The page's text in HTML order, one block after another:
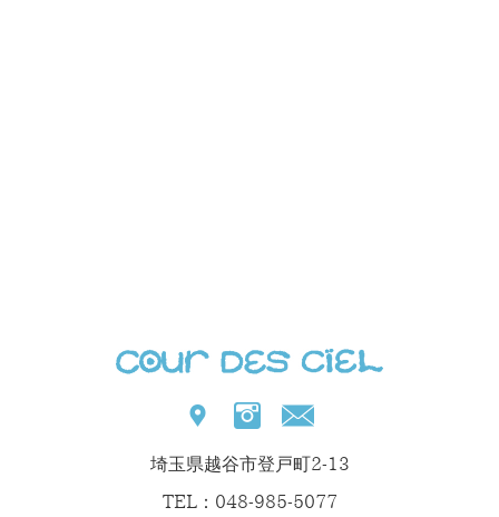
埼玉県越谷市登戸町2-13
TEL：048-985-5077